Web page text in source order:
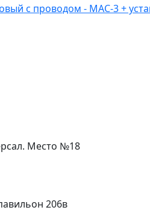
с проводом - MAC-3 +
Место №18
206в